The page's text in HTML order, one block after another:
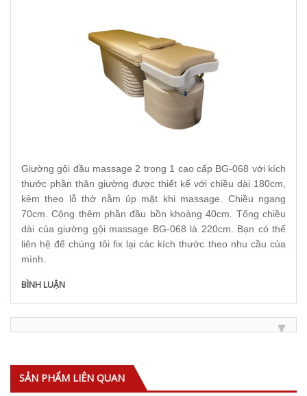
Giường gội đầu massage 2 trong 1 cao cấp BG-068 với kích
thước phần thân giường được thiết kế với chiều dài 180cm,
kèm theo lỗ thở nằm úp mặt khi massage. Chiều ngang
70cm. Cộng thêm phần đầu bồn khoảng 40cm. Tổng chiều
dài của giường gội massage BG-068 là 220cm. Bạn có thể
liên hệ để chúng tôi fix lại các kích thước theo nhu cầu của
mình.
BÌNH LUẬN
SẢN PHẨM LIÊN QUAN